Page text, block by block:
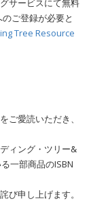
サービスにて無料
ご登録が必要と
Tree Resource
ご愛読いただき、
ィング・ツリー&
一部商品のISBN
び申し上げます。